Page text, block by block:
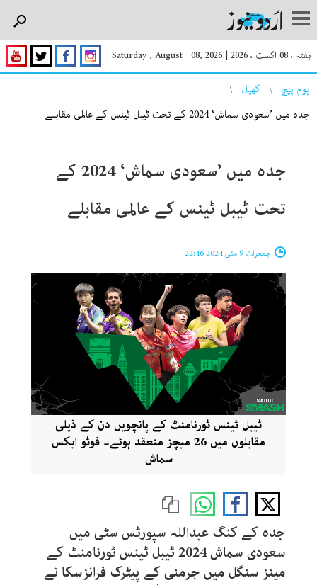
ہفتہ ، 08 اگست ، 2026 |
Saturday , August 08, 2026
You are here
ہوم پیچ
کھیل
جدہ میں ’سعودی سماش‘ 2024 کے تحت ٹیبل ٹینس کے عالمی مقابلے
جدہ میں ’سعودی سماش‘ 2024 کے
تحت ٹیبل ٹینس کے عالمی مقابلے
جمعرات 9 مئی 2024 22:46
ٹیبل ٹینس ٹورنامنٹ کے پانچویں دن کے ذیلی
مقابلوں میں 26 میچز منعقد ہوئے۔ فوٹو ایکس
سماش
جدہ کے کنگ عبداللہ سپورٹس سٹی میں
سعودی سماش 2024 ٹیبل ٹینس ٹورنامنٹ کے
مینز سنگل میں جرمنی کے پیٹرک فرانزسکا نے